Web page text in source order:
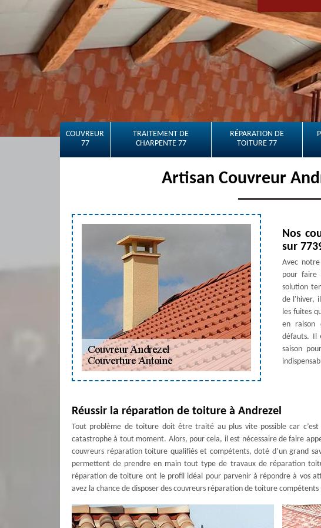
COUVREUR
77
TRAITEMENT DE
CHARPENTE 77
RÉPARATION DE
TOITURE 77
Artisan Couvreur
Nos
sur
Avec
pour faire
solution
de l'hiver,
les fuites
en raison
défauts. Il
saison
Réussir la réparation de toiture à Andrezel
Tout problème de toiture doit être traité au plus vite possible car
catastrophe à tout moment. Alors, pour cela, il est nécessaire de faire
couvreurs réparation toiture qualifiés et compétents, doté d’un grand
permettent de prendre en main tout type de travaux de réparation
réparation de toiture ont le profil idéal pour parvenir à répondre à vos
avez la chance de disposer des couvreurs réparation de toiture